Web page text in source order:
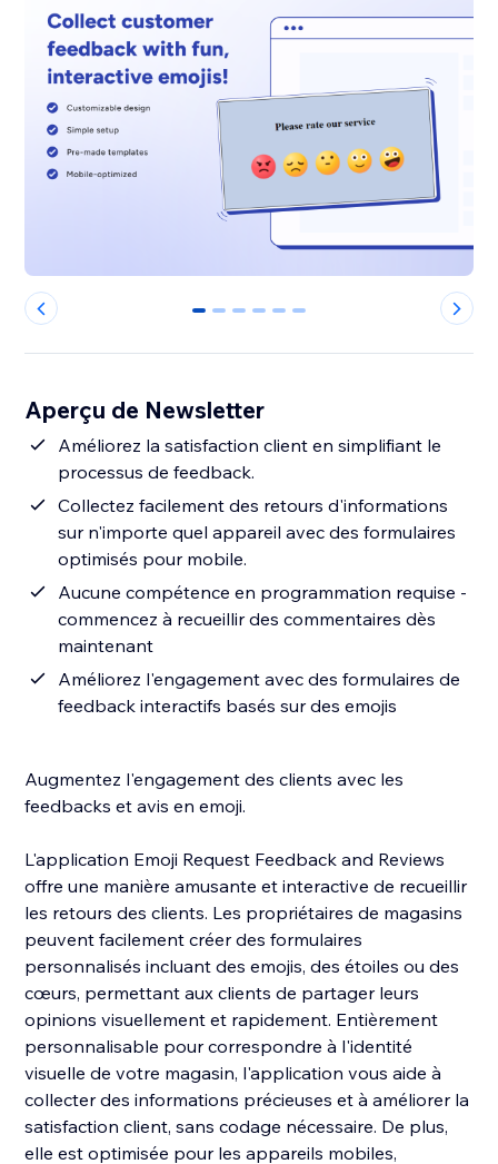
0 1 2 3 4 5
Aperçu de Newsletter
Améliorez la satisfaction client en simplifiant le
processus de feedback.
Collectez facilement des retours d'informations
sur n'importe quel appareil avec des formulaires
optimisés pour mobile.
Aucune compétence en programmation requise -
commencez à recueillir des commentaires dès
maintenant
Améliorez l'engagement avec des formulaires de
feedback interactifs basés sur des emojis
Augmentez l'engagement des clients avec les
feedbacks et avis en emoji.
L'application Emoji Request Feedback and Reviews
offre une manière amusante et interactive de recueillir
les retours des clients. Les propriétaires de magasins
peuvent facilement créer des formulaires
personnalisés incluant des emojis, des étoiles ou des
cœurs, permettant aux clients de partager leurs
opinions visuellement et rapidement. Entièrement
personnalisable pour correspondre à l'identité
visuelle de votre magasin, l'application vous aide à
collecter des informations précieuses et à améliorer la
satisfaction client, sans codage nécessaire. De plus,
elle est optimisée pour les appareils mobiles,